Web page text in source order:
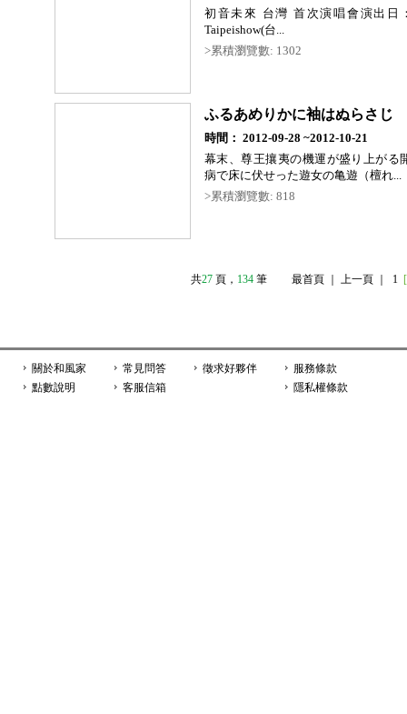
初音未來 台灣 首次演唱會演出日
Taipeishow(台...
>累積瀏覽數: 1302
ふるあめりかに袖はぬらさじ
時間： 2012-09-28 ~2012-10-21
幕末、尊王攘夷の機運が盛り上がる
病で床に伏せった遊女の亀遊（檀れ...
>累積瀏覽數: 818
共27 頁 ， 134 筆 最首頁 ｜ 上一頁 ｜ 1
關於和風家
點數說明
常見問答
客服信箱
徵求好夥伴
服務條款
隱私權條款